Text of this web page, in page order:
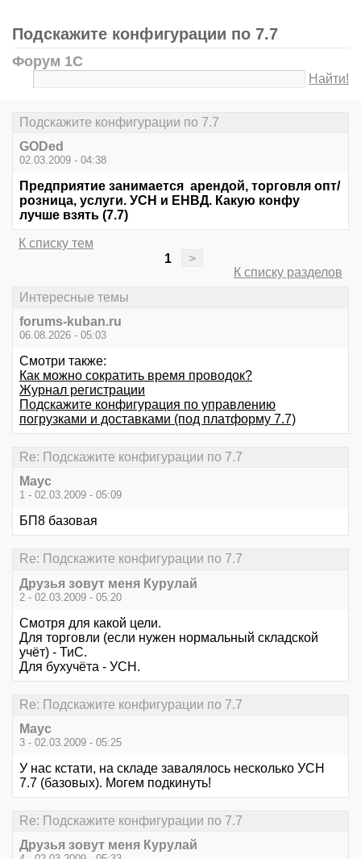
Подскажите конфигурации по 7.7
Форум 1С
Найти!
Подскажите конфигурации по 7.7
GODed
02.03.2009 - 04:38
Предприятие занимается арендой, торговля опт/
розница, услуги. УСН и ЕНВД. Какую конфу
лучше взять (7.7)
К списку тем
1
>
К списку разделов
Интересные темы
forums-kuban.ru
06.08.2026 - 05:03
Смотри также:
Как можно сократить время проводок?
Журнал регистрации
Подскажите конфигурация по управлению
погрузками и доставками (под платформу 7.7)
Re: Подскажите конфигурации по 7.7
Маус
1 - 02.03.2009 - 05:09
БП8 базовая
Re: Подскажите конфигурации по 7.7
Друзья зовут меня Курулай
2 - 02.03.2009 - 05:20
Смотря для какой цели.
Для торговли (если нужен нормальный складской
учёт) - ТиС.
Для бухучёта - УСН.
Re: Подскажите конфигурации по 7.7
Маус
3 - 02.03.2009 - 05:25
У нас кстати, на складе завалялось несколько УСН
7.7 (базовых). Могем подкинуть!
Re: Подскажите конфигурации по 7.7
Друзья зовут меня Курулай